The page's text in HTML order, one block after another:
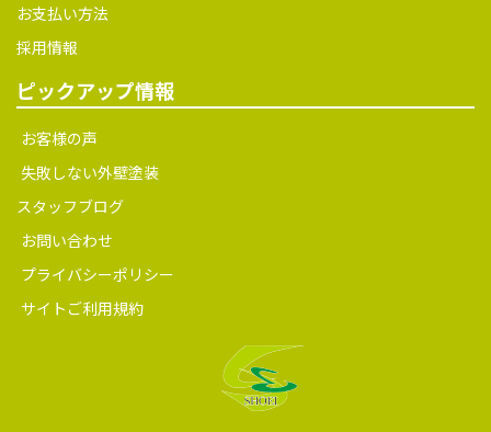
お支払い方法
採用情報
ピックアップ情報
お客様の声
失敗しない外壁塗装
スタッフブログ
お問い合わせ
プライバシーポリシー
サイトご利用規約